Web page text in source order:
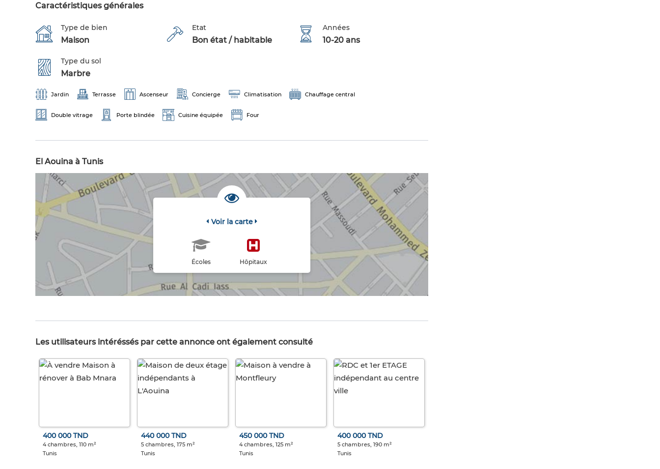
Caractéristiques générales
Type de bien
Maison
Etat
Bon état / habitable
Années
10-20 ans
Type du sol
Marbre
Jardin Terrasse Ascenseur Concierge Climatisation Chauffage central
Double vitrage Porte blindée Cuisine équipée Four
El Aouina à Tunis
Voir la carte
Écoles Hôpitaux
Les utilisateurs intéréssés par cette annonce ont également consulté
400 000 TND
4 chambres, 110 m²
Tunis
440 000 TND
5 chambres, 175 m²
Tunis
450 000 TND
4 chambres, 125 m²
Tunis
400 000 TND
5 chambres, 190 m²
Tunis